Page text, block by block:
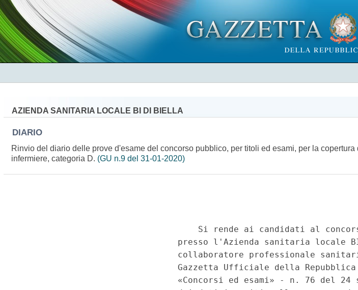
AZIENDA SANITARIA LOCALE BI DI BIELLA
DIARIO
Rinvio del diario delle prove d'esame del concorso pubblico, per titoli ed esami, per la
infermiere, categoria D. (GU n.9 del 31-01-2020)